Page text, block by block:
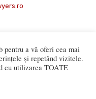
© Copyright 2008 -
pentru a vă oferi cea mai
și repetând vizitele.
cu utilizarea TOATE